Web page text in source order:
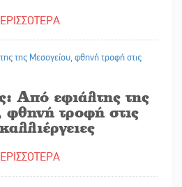
Από εφιάλτης της
τροφή στις